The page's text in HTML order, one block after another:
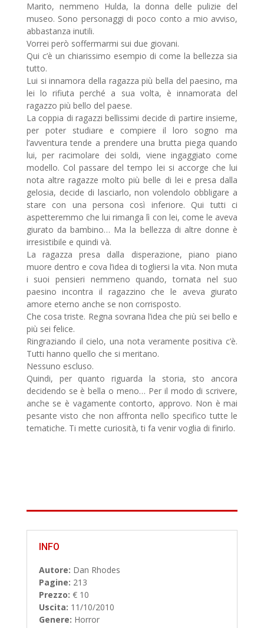
Marito, nemmeno Hulda, la donna delle pulizie del
museo. Sono personaggi di poco conto a mio avviso,
abbastanza inutili.
Vorrei però soffermarmi sui due giovani.
Qui c’è un chiarissimo esempio di come la bellezza sia
tutto.
Lui si innamora della ragazza più bella del paesino, ma
lei lo rifiuta perché a sua volta, è innamorata del
ragazzo più bello del paese.
La coppia di ragazzi bellissimi decide di partire insieme,
per poter studiare e compiere il loro sogno ma
l’avventura tende a prendere una brutta piega quando
lui, per racimolare dei soldi, viene ingaggiato come
modello. Col passare del tempo lei si accorge che lui
nota altre ragazze molto più belle di lei e presa dalla
gelosia, decide di lasciarlo, non volendolo obbligare a
stare con una persona così inferiore. Qui tutti ci
aspetteremmo che lui rimanga lì con lei, come le aveva
giurato da bambino… Ma la bellezza di altre donne è
irresistibile e quindi và.
La ragazza presa dalla disperazione, piano piano
muore dentro e cova l’idea di togliersi la vita. Non muta
i suoi pensieri nemmeno quando, tornata nel suo
paesino incontra il ragazzino che le aveva giurato
amore eterno anche se non corrisposto.
Che cosa triste. Regna sovrana l’idea che più sei bello e
più sei felice.
Ringraziando il cielo, una nota veramente positiva c’è.
Tutti hanno quello che si meritano.
Nessuno escluso.
Quindi, per quanto riguarda la storia, sto ancora
decidendo se è bella o meno… Per il modo di scrivere,
anche se è vagamente contorto, approvo. Non è mai
pesante visto che non affronta nello specifico tutte le
tematiche. Ti mette curiosità, ti fa venir voglia di finirlo.
INFO
Autore: Dan Rhodes
Pagine: 213
Prezzo: € 10
Uscita: 11/10/2010
Genere: Horror